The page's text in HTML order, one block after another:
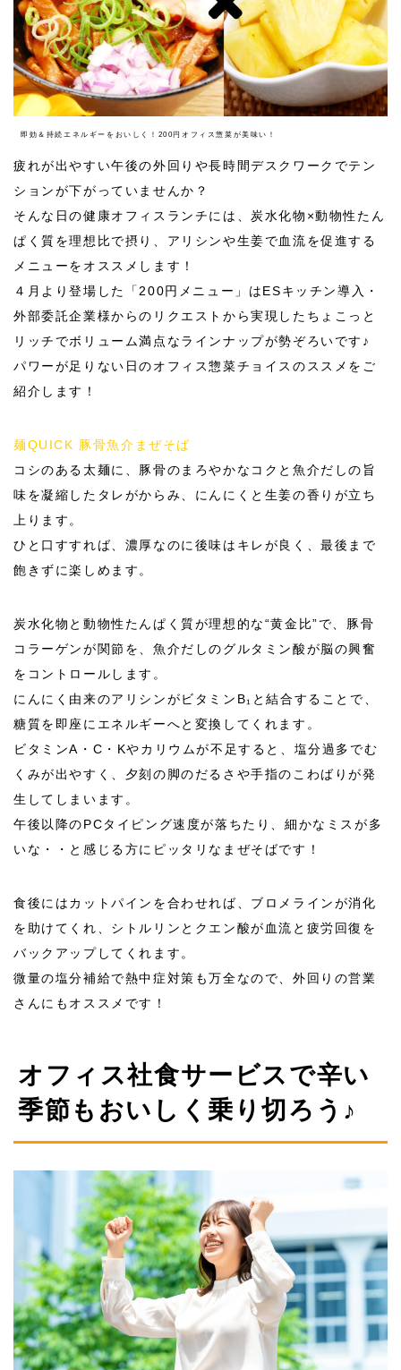
即効＆持続エネルギーをおいしく！200円オフィス惣菜が美味い！
疲れが出やすい午後の外回りや長時間デスクワークでテン
ションが下がっていませんか？
そんな日の健康オフィスランチには、炭水化物×動物性たん
ぱく質を理想比で摂り、アリシンや生姜で血流を促進する
メニューをオススメします！
４月より登場した「 200円メニュー」はESキッチン導入・
外部委託企業様からのリクエストから実現したちょこっと
リッチでボリューム満点なラインナップが勢ぞろいです♪
パワーが足りない日のオフィス惣菜チョイスのススメをご
紹介します！
麺QUICK 豚骨魚介まぜそば
コシのある太麺に、豚骨のまろやかなコクと魚介だしの旨
味を凝縮したタレがからみ、にんにくと生姜の香りが立ち
上ります。
ひと口すすれば、濃厚なのに後味はキレが良く、最後まで
飽きずに楽しめます。
炭水化物と動物性たんぱく質が理想的な“黄金比”で、豚骨
コラーゲンが関節を、魚介だしのグルタミン酸が脳の興奮
をコントロールします。
にんにく由来のアリシンがビタミンB₁と結合することで、
糖質を即座にエネルギーへと変換してくれます。
ビタミンA・C・Kやカリウムが不足すると、塩分過多でむ
くみが出やすく、夕刻の脚のだるさや手指のこわばりが発
生してしまいます。
午後以降のPCタイピング速度が落ちたり、細かなミスが多
いな・・と感じる方にピッタリなまぜそばです！
食後にはカットパインを合わせれば、ブロメラインが消化
を助けてくれ、シトルリンとクエン酸が血流と疲労回復を
バックアップしてくれます。
微量の塩分補給で熱中症対策も万全なので、外回りの営業
さんにもオススメです！
オフィス社食サービスで辛い
季節もおいしく乗り切ろう♪